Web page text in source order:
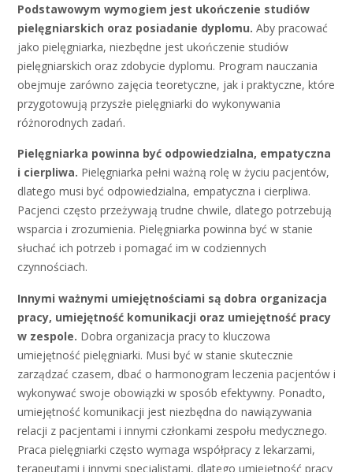
Podstawowym wymogiem jest ukończenie studiów
pielęgniarskich oraz posiadanie dyplomu. Aby pracować
jako pielęgniarka, niezbędne jest ukończenie studiów
pielęgniarskich oraz zdobycie dyplomu. Program nauczania
obejmuje zarówno zajęcia teoretyczne, jak i praktyczne, które
przygotowują przyszłe pielęgniarki do wykonywania
różnorodnych zadań.
Pielęgniarka powinna być odpowiedzialna, empatyczna
i cierpliwa. Pielęgniarka pełni ważną rolę w życiu pacjentów,
dlatego musi być odpowiedzialna, empatyczna i cierpliwa.
Pacjenci często przeżywają trudne chwile, dlatego potrzebują
wsparcia i zrozumienia. Pielęgniarka powinna być w stanie
słuchać ich potrzeb i pomagać im w codziennych
czynnościach.
Innymi ważnymi umiejętnościami są dobra organizacja
pracy, umiejętność komunikacji oraz umiejętność pracy
w zespole. Dobra organizacja pracy to kluczowa
umiejętność pielęgniarki. Musi być w stanie skutecznie
zarządzać czasem, dbać o harmonogram leczenia pacjentów i
wykonywać swoje obowiązki w sposób efektywny. Ponadto,
umiejętność komunikacji jest niezbędna do nawiązywania
relacji z pacjentami i innymi członkami zespołu medycznego.
Praca pielęgniarki często wymaga współpracy z lekarzami,
terapeutami i innymi specjalistami, dlatego umiejętność pracy